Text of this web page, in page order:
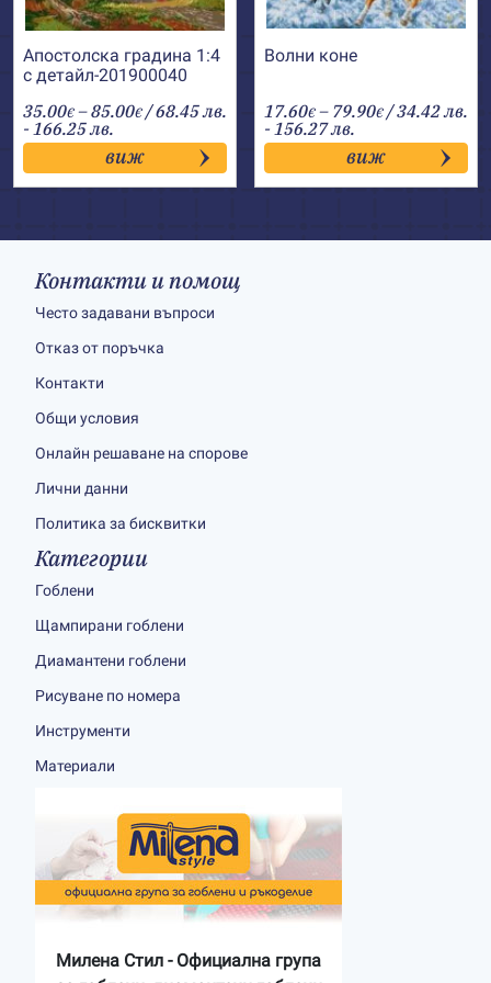
Апостолска градина 1:4
с детайл-201900040
35.00€ –85.00€Price
range:
35.00€
through
85.00€
/ 68.45 лв.
- 166.25 лв.
виж
Волни коне
17.60€ – 79.90€Price
range:
17.60€
through
79.90€
/ 34.42 лв.
- 156.27 лв.
виж
Контакти и помощ
Често задавани въпроси
Отказ от поръчка
Контакти
Общи условия
Онлайн решаване на спорове
Лични данни
Политика за бисквитки
Категории
Гоблени
Щампирани гоблени
Диамантени гоблени
Рисуване по номера
Инструменти
Материали
Милена Стил - Официална група